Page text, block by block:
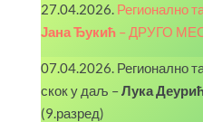
27.04.2026. Регионално
Јана Ђукић– ДРУГО
07.04.2026. Регионално
скок у даљ –Лука
(9.разред)